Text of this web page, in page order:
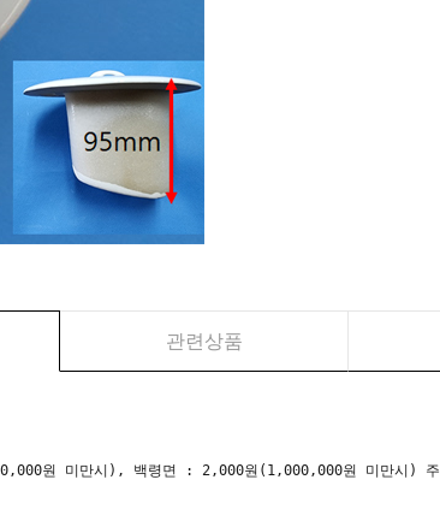
관련상품
원 미만시), 백령면 : 2,000원(1,000,000원 미만시) 주